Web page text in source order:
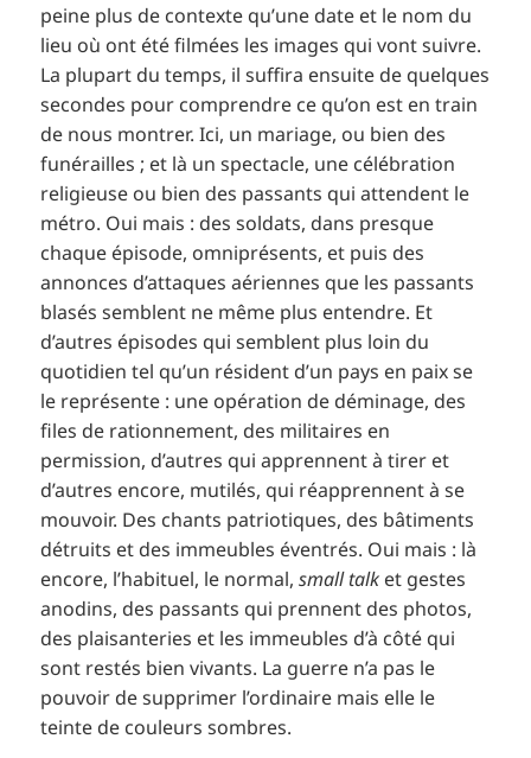
peine plus de contexte qu’une date et le nom du
lieu où ont été filmées les images qui vont suivre.
La plupart du temps, il suffira ensuite de quelques
secondes pour comprendre ce qu’on est en train
de nous montrer. Ici, un mariage, ou bien des
funérailles ; et là un spectacle, une célébration
religieuse ou bien des passants qui attendent le
métro. Oui mais : des soldats, dans presque
chaque épisode, omniprésents, et puis des
annonces d’attaques aériennes que les passants
blasés semblent ne même plus entendre. Et
d’autres épisodes qui semblent plus loin du
quotidien tel qu’un résident d’un pays en paix se
le représente : une opération de déminage, des
files de rationnement, des militaires en
permission, d’autres qui apprennent à tirer et
d’autres encore, mutilés, qui réapprennent à se
mouvoir. Des chants patriotiques, des bâtiments
détruits et des immeubles éventrés. Oui mais : là
encore, l’habituel, le normal,small talk et gestes
anodins, des passants qui prennent des photos,
des plaisanteries et les immeubles d’à côté qui
sont restés bien vivants. La guerre n’a pas le
pouvoir de supprimer l’ordinaire mais elle le
teinte de couleurs sombres.